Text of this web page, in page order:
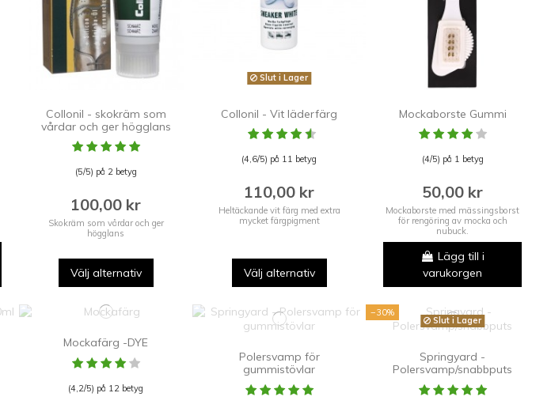
Collonil - skokräm som
vårdar och ger högglans
(5/5) på 2 betyg
100,00 kr
Skokräm som vårdar och ger
högglans
Välj alternativ
Slut i Lager
Collonil - Vit läderfärg
(4,6/5) på 11 betyg
110,00 kr
Heltäckande vit färg med extra
mycket färgpigment
Välj alternativ
Mockaborste Gummi
(4/5) på 1 betyg
50,00 kr
Mockaborste med mässingsborst
för rengöring av mocka och
nubuck.
Lägg till i
varukorgen
Mockafärg -DYE
(4,2/5) på 12 betyg
Polersvamp för
gummistövlar
−30%
Slut i Lager
Springyard -
Polersvamp/snabbputs